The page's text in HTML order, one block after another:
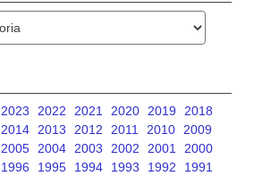
2023 2022 2021 2020 2019
2018
2014 2013 2012 2011 2010 2009
2005 2004 2003 2002 2001
2000
1996 1995 1994 1993 1992
1991